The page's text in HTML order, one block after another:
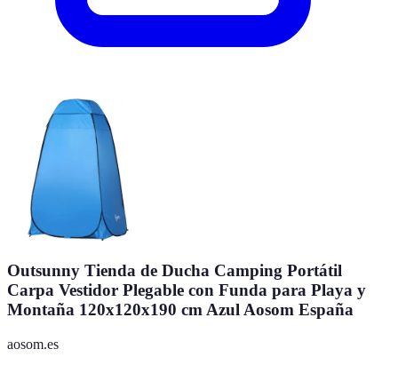
Outsunny Tienda de Ducha Camping Portátil
Carpa Vestidor Plegable con Funda para Playa y
Montaña 120x120x190 cm Azul Aosom España
aosom.es